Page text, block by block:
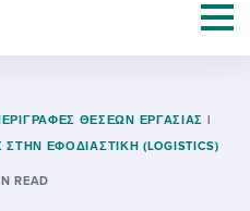
ΘΈΣΕΩΝ ΕΡΓΑΣΊΑΣ |
ΕΦΟΔΙΑΣΤΙΚΉ (LOGISTICS)
READ